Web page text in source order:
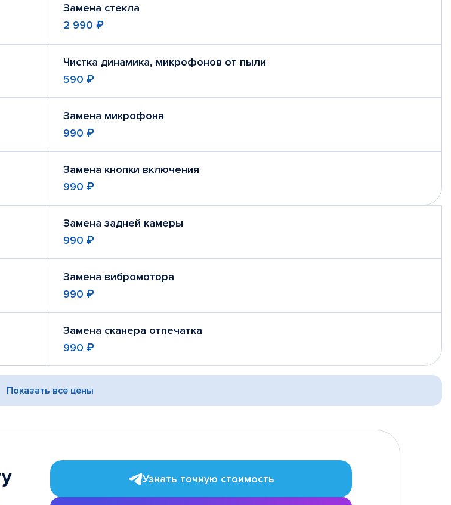
Замена стекла
2 990 ₽
Чистка динамика, микрофонов от пыли
590 ₽
Замена микрофона
990 ₽
Замена кнопки включения
990 ₽
Замена задней камеры
990 ₽
Замена вибромотора
990 ₽
Замена сканера отпечатка
990 ₽
Показать все цены
Узнать точную стоимость